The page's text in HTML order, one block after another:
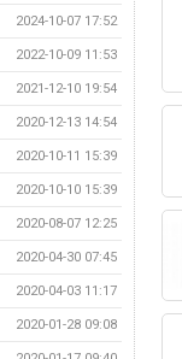
2024-10-07 17:52
2022-10-09 11:53
2021-12-10 19:54
2020-12-13 14:54
2020-10-11 15:39
2020-10-10 15:39
2020-08-07 12:25
2020-04-30 07:45
2020-04-03 11:17
2020-01-28 09:08